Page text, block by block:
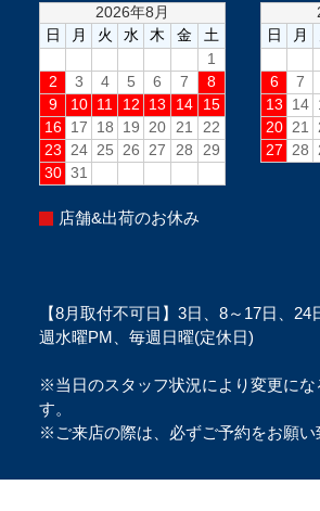
店舗&出荷のお休み
【8月取付不可日】3日、8～17日、
週水曜PM、毎週日曜(定休日)
※当日のスタッフ状況により変更にな
す。
※ご来店の際は、必ずご予約をお願い